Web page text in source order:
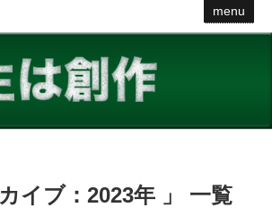
menu
イブ：2023年 」 一覧